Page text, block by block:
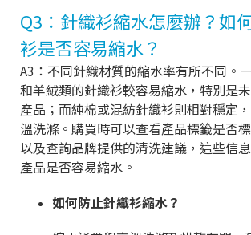
Q3：針織衫縮水怎麼辦？如
衫是否容易縮水？
A3：不同針織材質的縮水率有所不同。
和羊絨類的針織衫較容易縮水，特別是
產品；而純棉或混紡針織衫則相對穩定
溫洗滌。購買時可以查看產品標籤是否
以及查詢品牌提供的清洗建議，這些信
產品是否容易縮水。
如何防止針織衫縮水？